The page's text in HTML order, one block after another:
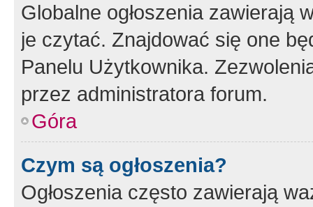
Globalne ogłoszenia zawierają
je czytać. Znajdować się one
Panelu Użytkownika.
przez administratora forum.
Góra
Czym są ogłoszenia?
Ogłoszenia często zawierają